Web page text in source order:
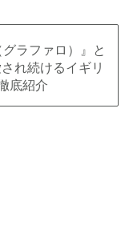
グラファロ）』と
れ続けるイギリ
底紹介